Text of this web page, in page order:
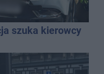
szuka kierowcy